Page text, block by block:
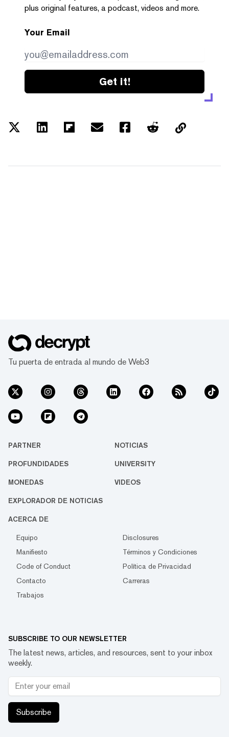
plus original features, a podcast, videos and more.
Your Email
Get it!
Tu puerta de entrada al mundo de Web3
PARTNER NOTICIAS
PROFUNDIDADES UNIVERSITY
MONEDAS VIDEOS
EXPLORADOR DE NOTICIAS
ACERCA DE
Equipo
Disclosures
Manifiesto
Términos y Condiciones
Code of Conduct
Política de Privacidad
Contacto
Carreras
Trabajos
SUBSCRIBE TO OUR NEWSLETTER
The latest news, articles, and resources, sent to your inbox
weekly.
Subscribe